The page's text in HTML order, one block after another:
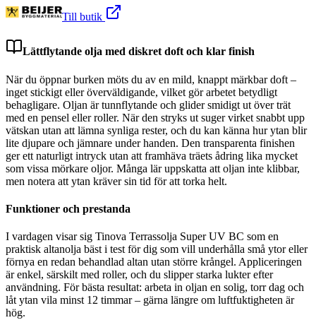
Till butik
Lättflytande olja med diskret doft och klar finish
När du öppnar burken möts du av en mild, knappt märkbar doft –
inget stickigt eller överväldigande, vilket gör arbetet betydligt
behagligare. Oljan är tunnflytande och glider smidigt ut över trät
med en pensel eller roller. När den stryks ut suger virket snabbt upp
vätskan utan att lämna synliga rester, och du kan känna hur ytan blir
lite djupare och jämnare under handen. Den transparenta finishen
ger ett naturligt intryck utan att framhäva träets ådring lika mycket
som vissa mörkare oljor. Många lär uppskatta att oljan inte klibbar,
men notera att ytan kräver sin tid för att torka helt.
Funktioner och prestanda
I vardagen visar sig Tinova Terrassolja Super UV BC som en
praktisk altanolja bäst i test för dig som vill underhålla små ytor eller
förnya en redan behandlad altan utan större krångel. Appliceringen
är enkel, särskilt med roller, och du slipper starka lukter efter
användning. För bästa resultat: arbeta in oljan en solig, torr dag och
låt ytan vila minst 12 timmar – gärna längre om luftfuktigheten är
hög.